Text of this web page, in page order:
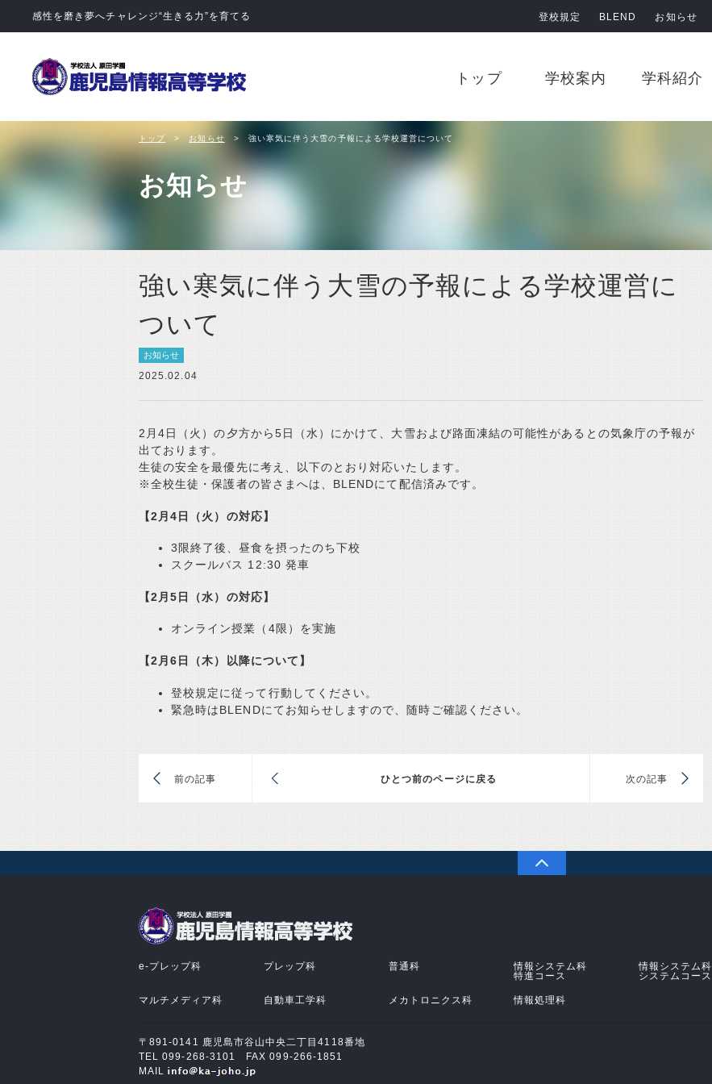
学校法人 原田学園 鹿児島情報高等学校
トップ 学校案内 学科紹介
登校規定 BLEND お知らせ
お知らせ
トップ お知らせ 強い寒気に伴う大雪の予報による学校運営について
強い寒気に伴う大雪の予報による学校運営に
ついて
お知らせ
2025.02.04
2月4日（火）の夕方から5日（水）にかけて、大雪および路面凍結の可能性があるとの気象庁の予報が
出ております。
生徒の安全を最優先に考え、以下のとおり対応いたします。
※全校生徒・保護者の皆さまへは、BLENDにて配信済みです。
【2月4日（火）の対応】
3限終了後、昼食を摂ったのち下校
スクールバス 12:30 発車
【2月5日（水）の対応】
オンライン授業（4限）を実施
【2月6日（木）以降について】
登校規定に従って行動してください。
緊急時はBLENDにてお知らせしますので、随時ご確認ください。
前のページに戻る
前 次
e-プレップ科 プレップ科 普通科
情報システム科
特進コース
情報システム科
システムコース
マルチメディア科 自動車工学科 メカトロニクス科 情報処理科
〒891-0141 鹿児島市谷山中央二丁目4118番地
TEL 099-268-3101 FAX 099-266-1851
MAIL